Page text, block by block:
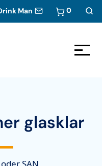
Man 0
glasklar